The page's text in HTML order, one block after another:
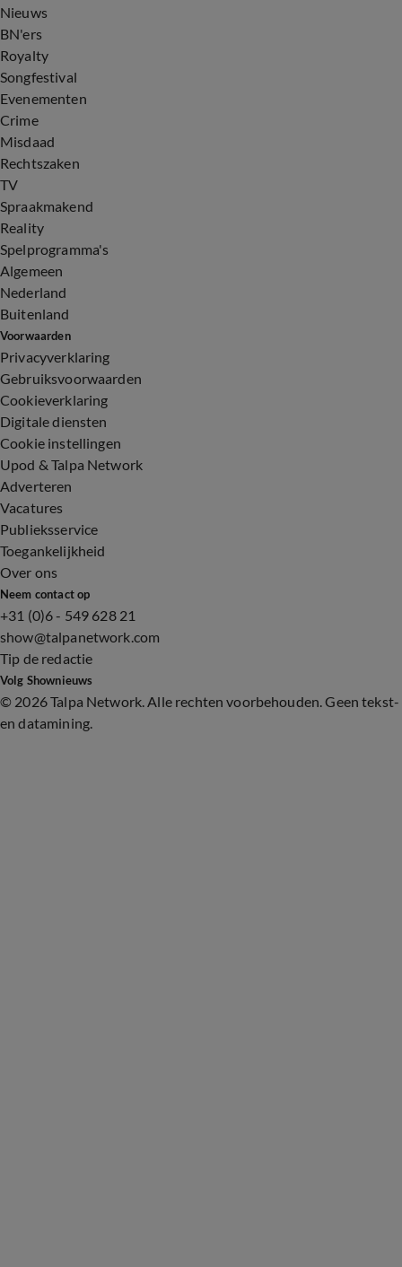
Nieuws
BN'ers
Royalty
Songfestival
Evenementen
Crime
Misdaad
Rechtszaken
TV
Spraakmakend
Reality
Spelprogramma's
Algemeen
Nederland
Buitenland
Voorwaarden
Privacyverklaring
Gebruiksvoorwaarden
Cookieverklaring
Digitale diensten
Cookie instellingen
Upod & Talpa Network
Adverteren
Vacatures
Publieksservice
Toegankelijkheid
Over ons
Neem contact op
+31 (0)6 - 549 628 21
show@talpanetwork.com
Tip de redactie
Volg Shownieuws
© 2026 Talpa Network. Alle rechten voorbehouden. Geen tekst-
en datamining.